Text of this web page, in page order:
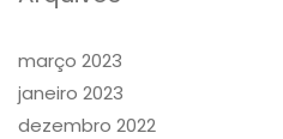
março 2023
janeiro 2023
dezembro 2022